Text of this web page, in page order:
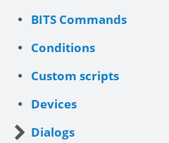
BITS Commands
Conditions
Custom scripts
Devices
Dialogs